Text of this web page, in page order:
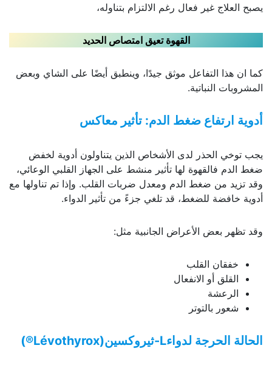
يصبح العلاج غير فعال رغم الالتزام بتناوله،
القهوة تعيق امتصاص الحديد
كما ان هذا التفاعل موثق جيدًا، وينطبق أيضًا على الشاي وبعض
المشروبات النباتية.
أدوية ارتفاع ضغط الدم: تأثير معاكس
يجب توخي الحذر لدى الأشخاص الذين يتناولون أدوية لخفض
ضغط الدم فالقهوة لها تأثير منشط على الجهاز القلبي الوعائي،
وقد تزيد من ضغط الدم ومعدل ضربات القلب. وإذا تم تناولها مع
أدوية خافضة للضغط، قد تلغي جزءً من تأثير الدواء.
وقد تظهر بعض الأعراض الجانبية مثل:
خفقان القلب
القلق أو الانفعال
الرعشة
شعور بالتوتر
الحالة الحرجة لدواءL-ثيروكسين(Lévothyrox®)